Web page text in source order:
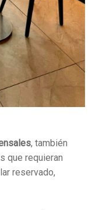
, también
que requieran
reservado,